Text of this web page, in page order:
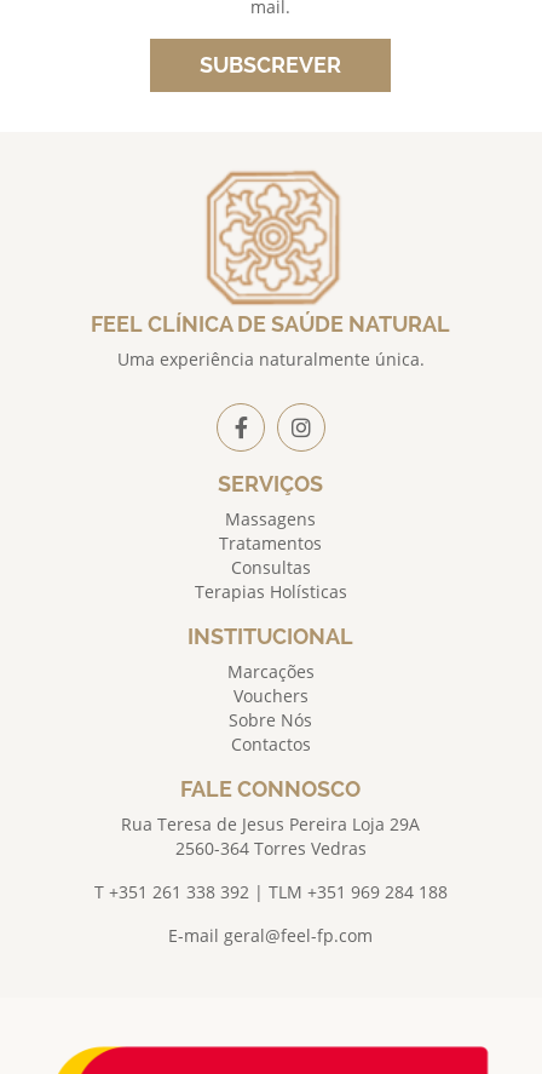
mail.
SUBSCREVER
FEEL CLÍNICA DE SAÚDE NATURAL
Uma experiência naturalmente única.
SERVIÇOS
Massagens
Tratamentos
Consultas
Terapias Holísticas
INSTITUCIONAL
Marcações
Vouchers
Sobre Nós
Contactos
FALE CONNOSCO
Rua Teresa de Jesus Pereira Loja 29A
2560-364 Torres Vedras
T +351 261 338 392 | TLM +351 969 284 188
E-mailgeral@feel-fp.com